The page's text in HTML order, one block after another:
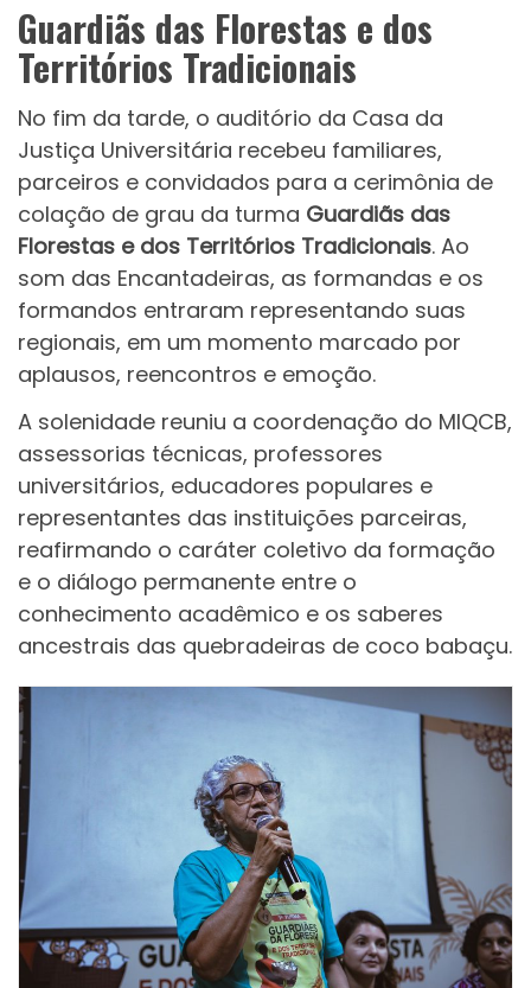
Guardiãs das Florestas e dos
Territórios Tradicionais
No fim da tarde, o auditório da Casa da
Justiça Universitária recebeu familiares,
parceiros e convidados para a cerimônia de
colação de grau da turma Guardiãs das
Florestas e dos Territórios Tradicionais. Ao
som das Encantadeiras, as formandas e os
formandos entraram representando suas
regionais, em um momento marcado por
aplausos, reencontros e emoção.
A solenidade reuniu a coordenação do MIQCB,
assessorias técnicas, professores
universitários, educadores populares e
representantes das instituições parceiras,
reafirmando o caráter coletivo da formação
e o diálogo permanente entre o
conhecimento acadêmico e os saberes
ancestrais das quebradeiras de coco babaçu.